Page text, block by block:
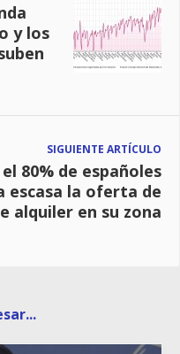
y los
SIGUIENTE ARTÍCULO
el 80% de españoles
escasa la oferta de
alquiler en su zona